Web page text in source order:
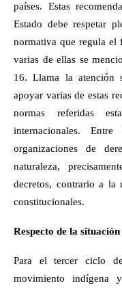
países. Estas
Estado debe respetar
normativa que regula el
varias de ellas se
16. Llama la atención
apoyar varias de estas
normas referidas
internacionales.
organizaciones de
naturaleza,
decretos, contrario a la
constitucionales.
Respecto de la
Para el tercer ciclo
movimiento indígena